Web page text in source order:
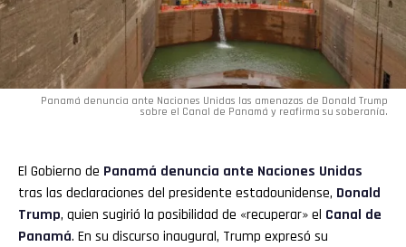
Panamá denuncia ante Naciones Unidas las amenazas de Donald Trump
sobre el Canal de Panamá y reafirma su soberanía.
El Gobierno de Panamá denuncia ante Naciones Unidas
tras las declaraciones del presidente estadounidense, Donald
Trump, quien sugirió la posibilidad de «recuperar» el Canal de
Panamá. En su discurso inaugural, Trump expresó su